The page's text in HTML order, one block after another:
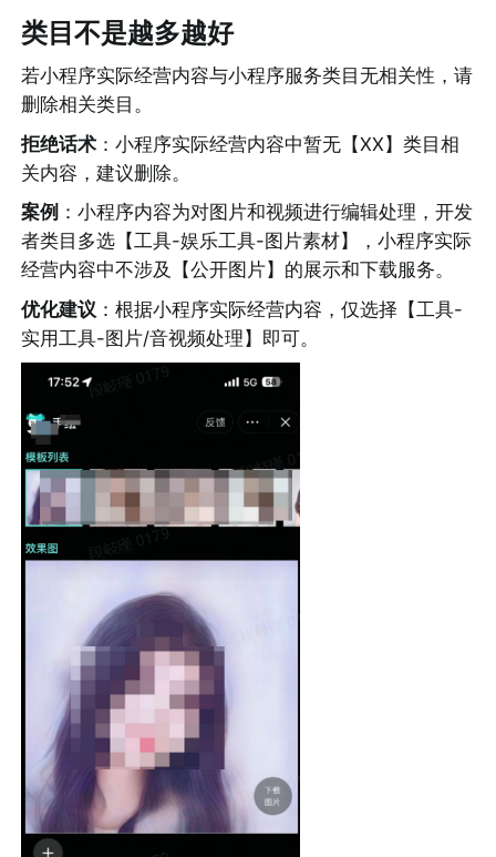
类目不是越多越好
若小程序实际经营内容与小程序服务类目无相关性，请
删除相关类目。
拒绝话术 ：小程序实际经营内容中暂无【XX】类目相
关内容，建议删除。
案例 ：小程序内容为对图片和视频进行编辑处理，开发
者类目多选【工具-娱乐工具-图片素材】，小程序实际
经营内容中不涉及【公开图片】的展示和下载服务。
优化建议 ：根据小程序实际经营内容，仅选择【工具-
实用工具-图片/音视频处理】即可。